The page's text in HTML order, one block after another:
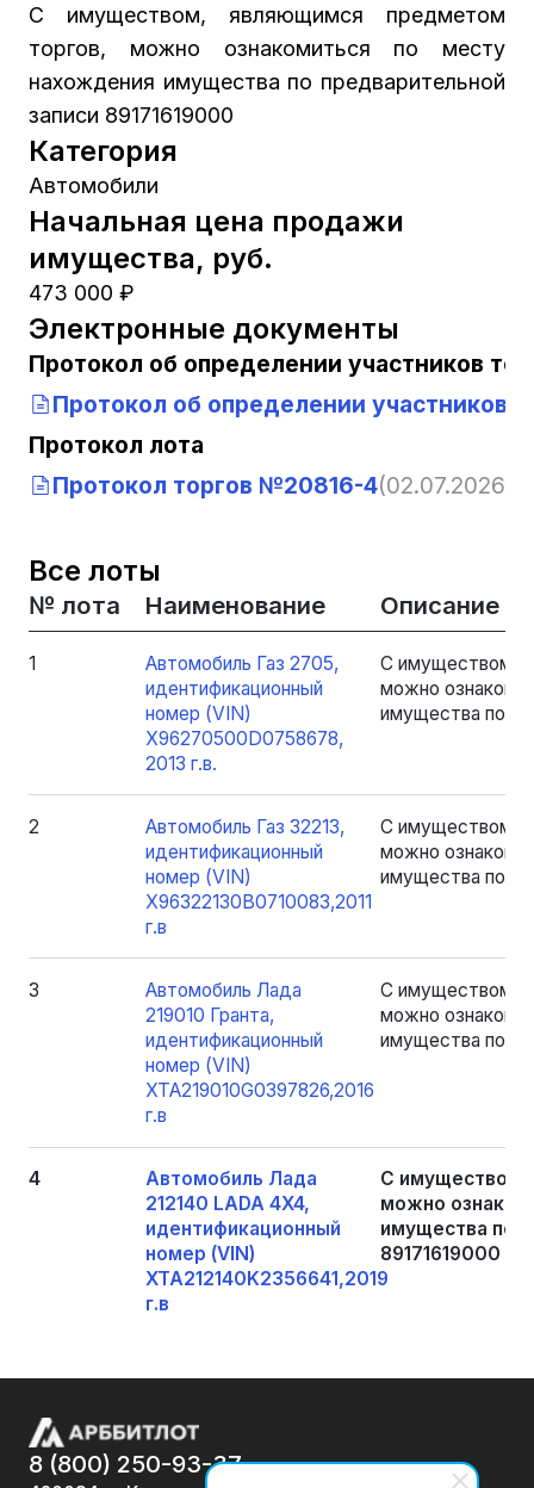
С имуществом, являющимся предметом
торгов, можно ознакомиться по месту
нахождения имущества по предварительной
записи 89171619000
Категория
Автомобили
Начальная цена продажи
имущества, руб.
473 000 ₽
Электронные документы
Протокол об определении участников
Протокол об определении участников
Протокол лота
Протокол торгов №20816-4(02.07.2026,
Все лоты
№ лота Наименование Описание
1
Автомобиль Газ 2705,
идентификационный
номер (VIN)
Х96270500D0758678,
2013 г.в.
С имуществом,
можно
имущества по
2
Автомобиль Газ 32213,
идентификационный
номер (VIN)
X96322130B0710083,2011
г.в
С имуществом,
можно
имущества по
3
Автомобиль Лада
219010 Гранта,
идентификационный
номер (VIN)
XTA219010G0397826,2016
г.в
С имуществом,
можно
имущества по
4
Автомобиль Лада
212140 LADA 4X4,
идентификационный
номер (VIN)
XTA212140K2356641,2019
г.в
С имуществом,
можно
имущества по
89171619000
8 (800) 250-93-37